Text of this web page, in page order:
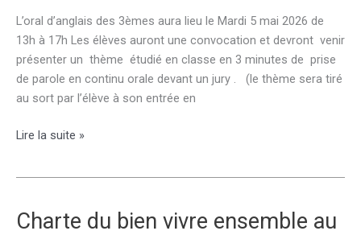
L’oral d’anglais des 3èmes aura lieu le Mardi 5 mai 2026 de
13h à 17h Les élèves auront une convocation et devront venir
présenter un thème étudié en classe en 3 minutes de prise
de parole en continu orale devant un jury . (le thème sera tiré
au sort par l’élève à son entrée en
Oral
Lire la suite »
Charte du bien vivre ensemble au